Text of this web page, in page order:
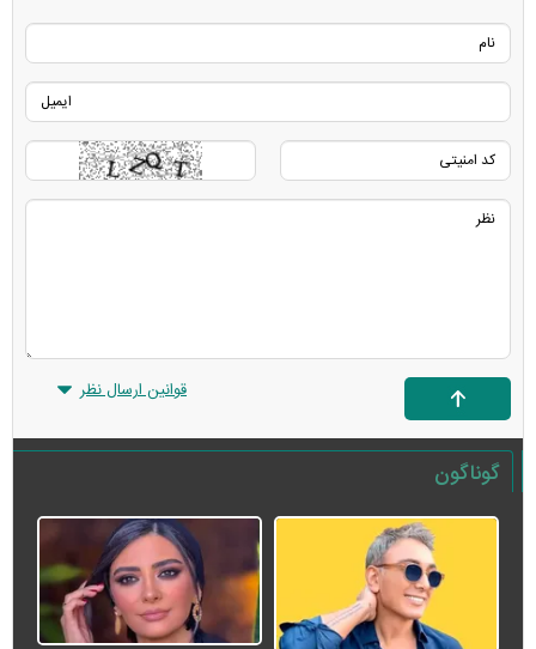
قوانین ارسال نظر
گوناگون